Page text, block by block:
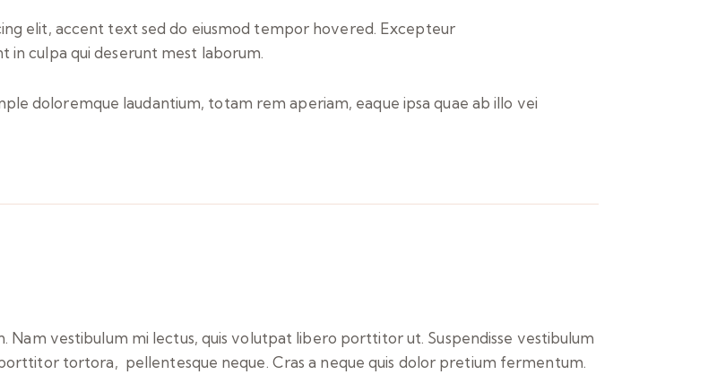
elit, accent text sed do eiusmod tempor hovered. Excepteur
in culpa qui deserunt mest laborum.
doloremque laudantium, totam rem aperiam, eaque ipsa quae ab illo vei
vestibulum mi lectus, quis volutpat libero porttitor ut. Suspendisse vestibulum
tortora, pellentesque neque. Cras a neque quis dolor pretium fermentum.